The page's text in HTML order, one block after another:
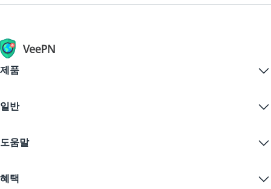
제품
VPN for macOS
iOS VPN
Firefox
일반
VPN 다운로드
가격
도움말
문의하기
혜택